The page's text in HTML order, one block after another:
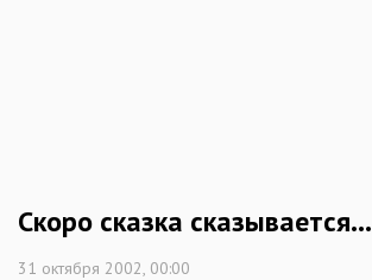
Скоро сказка сказывается…
31 октября 2002, 00:00